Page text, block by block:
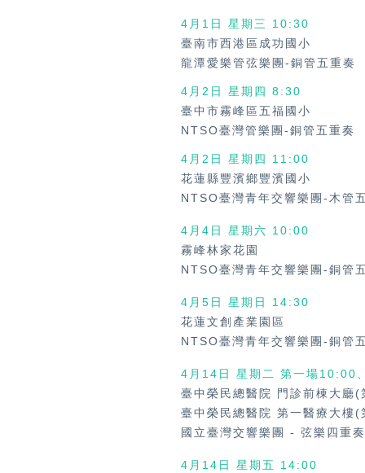
4月1日 星期三 10:30
臺南市西港區成功國小
龍潭愛樂管弦樂團-銅管五重奏
4月2日 星期四 8:30
臺中市霧峰區五福國小
NTSO臺灣管樂團-銅管五重奏
4月2日 星期四
11:00
花蓮縣豐濱鄉豐濱國小
NTSO臺灣青年交響樂團-木管
4月4日 星期六 10:00
霧峰林家花園
NTSO臺灣青年交響樂團-銅管
4月5日 星期日
14:30
花蓮文創產業園區
NTSO臺灣青年交響樂團-銅管
4月14日 星期二 第一場10:00
臺中榮民總醫院 門診前棟大廳(
臺中榮民總醫院 第一醫療大樓(
國立臺灣交響樂團 - 弦樂四重奏
4月14日 星期五
14:00